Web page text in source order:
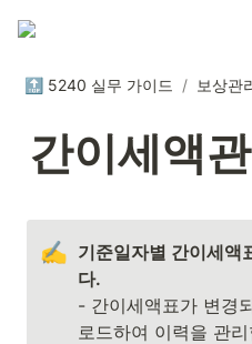
🔝 5240 실무 가이드 / 보상관
간이세액
✍️ 기준일자별 간이세액
- 간이세액표가 변경
로드하여 이력을 관